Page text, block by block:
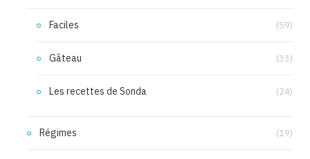
Faciles (59)
Gâteau (33)
Les recettes de Sonda (24)
Régimes (19)